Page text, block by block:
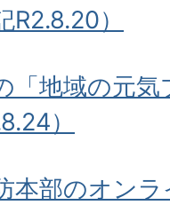
）
「地域の元
）
本部のオン